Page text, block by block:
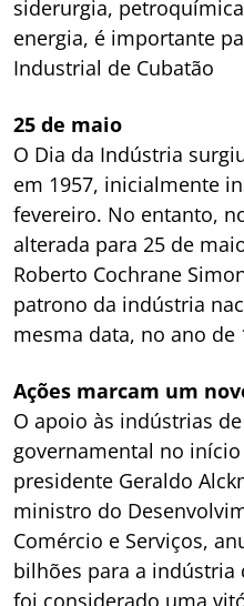
siderurgia,
energia, é importante
Industrial de Cubatão
25 de maio
O Dia da Indústria
em 1957, inicialmente
fevereiro. No entanto,
alterada para 25 de
Roberto Cochrane
patrono da indústria
mesma data, no ano de
Ações marcam um
O apoio às indústrias
governamental no
presidente Geraldo
ministro do
Comércio e Serviços,
bilhões para a
foi considerado uma